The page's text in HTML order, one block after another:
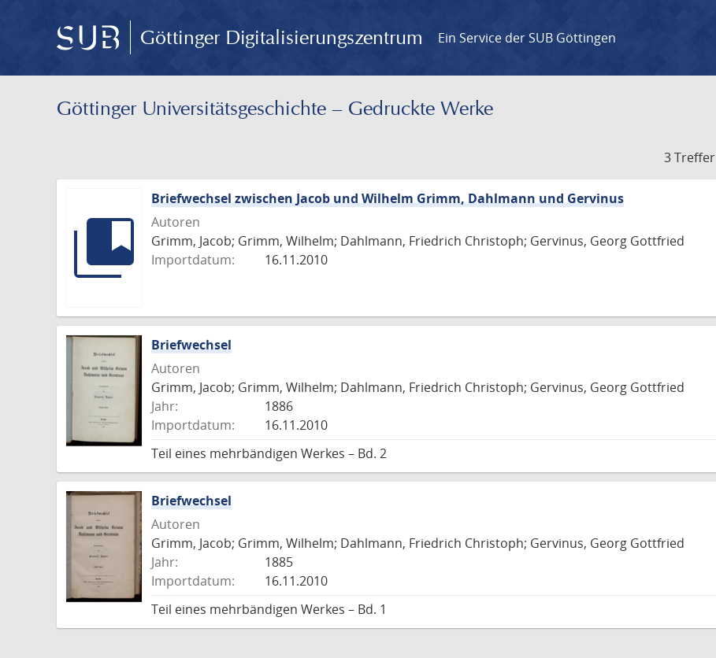
Göttinger Digitalisierungszentrum Ein Service der SUB Göttingen
Göttinger Universitäts­geschichte – Gedruckte Werke
3 Treffer
Briefwechsel zwischen Jacob und Wilhelm Grimm, Dahlmann und Gervinus
Autoren
Grimm, Jacob; Grimm, Wilhelm; Dahlmann, Friedrich Christoph; Gervinus, Georg Gottfried
Importdatum:
16.11.2010
Briefwechsel
Autoren
Grimm, Jacob; Grimm, Wilhelm; Dahlmann, Friedrich Christoph; Gervinus, Georg Gottfried
Jahr:
1886
Importdatum:
16.11.2010
Teil eines mehrbändigen Werkes – Bd. 2
Briefwechsel
Autoren
Grimm, Jacob; Grimm, Wilhelm; Dahlmann, Friedrich Christoph; Gervinus, Georg Gottfried
Jahr:
1885
Importdatum:
16.11.2010
Teil eines mehrbändigen Werkes – Bd. 1